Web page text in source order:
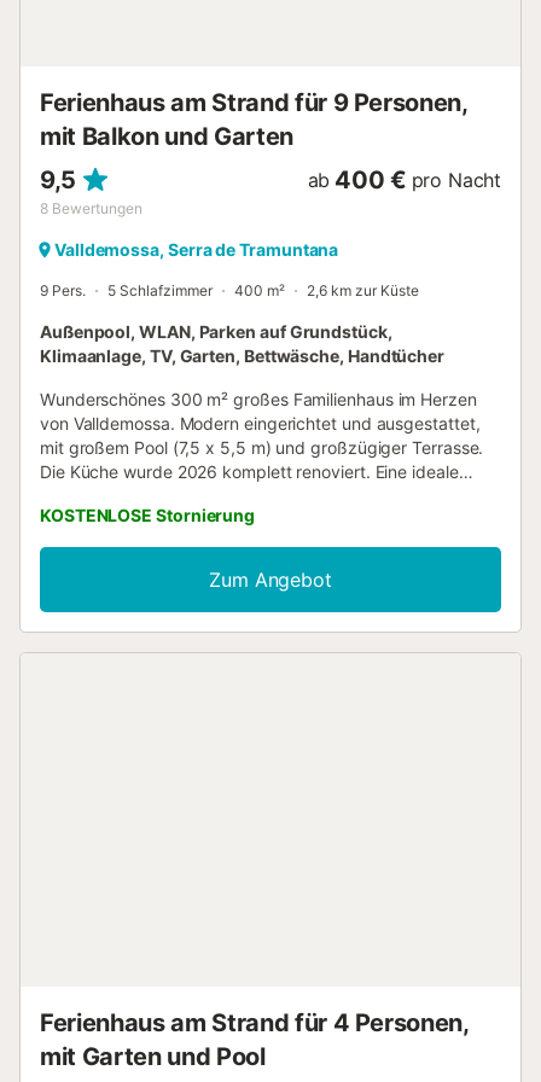
Ferienhaus am Strand für 9 Personen,
mit Balkon und Garten
9,5
8 Bewertungen
ab 400 € pro Nacht
Valldemossa, Serra de Tramuntana
9 Pers. 5 Schlafzimmer 400 m² 2,6 km zur Küste
Außenpool, WLAN, Parken auf Grundstück,
Klimaanlage, TV, Garten, Bettwäsche, Handtücher
Wunderschönes 300 m² großes Familienhaus im Herzen
von Valldemossa. Modern eingerichtet und ausgestattet,
mit großem Pool (7,5 x 5,5 m) und großzügiger Terrasse.
Die Küche wurde 2026 komplett renoviert. Eine ideale
Tramuntana. Das Haus eignet sich hervorragend für
Familien oder Freundesgruppen und liegt zentral in
Valldemossa. Sie erreichen Palma sowie die wichtigsten
Strände und Buchten der Umgebung in etwa 15–20
Autominuten. Es ist mit allem ausgestattet, was Sie für
KOSTENLOSE Stornierung
Zum Angebot
Ferienhaus am Strand für 4 Personen,
mit Garten und Pool